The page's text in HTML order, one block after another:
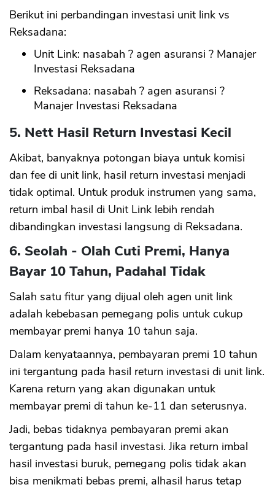
Berikut ini perbandingan investasi unit link vs
Reksadana:
Unit Link: nasabah ? agen asuransi ? Manajer
Investasi Reksadana
Reksadana: nasabah ? agen asuransi ?
Manajer Investasi Reksadana
5. Nett Hasil Return Investasi Kecil
Akibat, banyaknya potongan biaya untuk komisi
dan fee di unit link, hasil return investasi menjadi
tidak optimal. Untuk produk instrumen yang sama,
return imbal hasil di Unit Link lebih rendah
dibandingkan investasi langsung di Reksadana.
6. Seolah - Olah Cuti Premi, Hanya
Bayar 10 Tahun, Padahal Tidak
Salah satu fitur yang dijual oleh agen unit link
adalah kebebasan pemegang polis untuk cukup
membayar premi hanya 10 tahun saja.
Dalam kenyataannya, pembayaran premi 10 tahun
ini tergantung pada hasil return investasi di unit link.
Karena return yang akan digunakan untuk
membayar premi di tahun ke-11 dan seterusnya.
Jadi, bebas tidaknya pembayaran premi akan
tergantung pada hasil investasi. Jika return imbal
hasil investasi buruk, pemegang polis tidak akan
bisa menikmati bebas premi, alhasil harus tetap